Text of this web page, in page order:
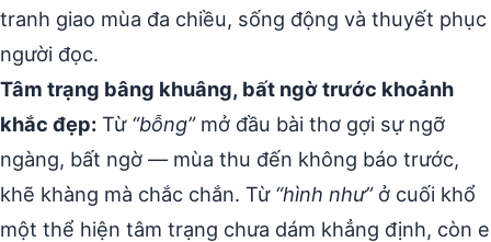
tranh giao mùa đa chiều, sống động và thuyết phục
người đọc.
Tâm trạng bâng khuâng, bất ngờ trước khoảnh
khắc đẹp: Từ “bỗng”mở đầu bài thơ gợi sự ngỡ
ngàng, bất ngờ — mùa thu đến không báo trước,
khẽ khàng mà chắc chắn. Từ “hình như”ở cuối khổ
một thể hiện tâm trạng chưa dám khẳng định, còn e